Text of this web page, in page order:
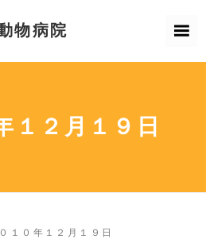
１２月１９日
１０年１２月１９日